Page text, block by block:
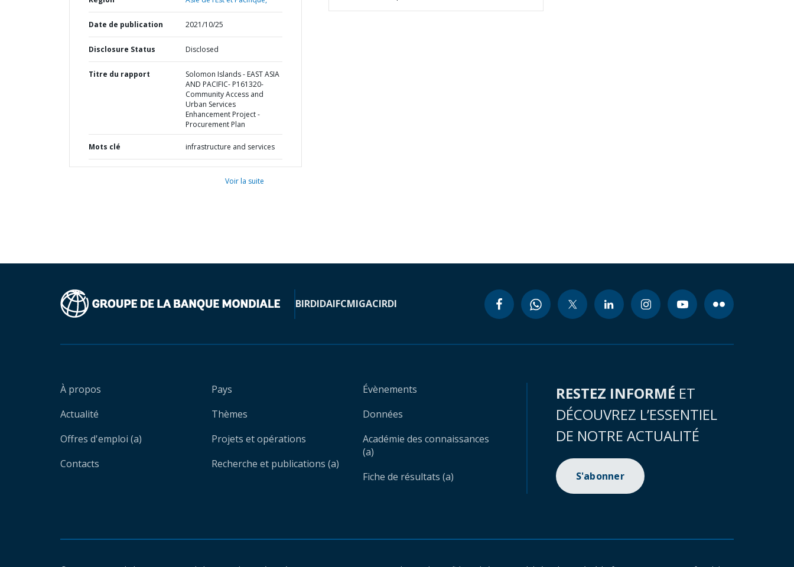
Date de publication 2021/10/25
Disclosure Status Disclosed
Titre du rapport
Solomon Islands - EAST ASIA
AND PACIFIC- P161320-
Community Access and
Urban Services
Enhancement Project -
Procurement Plan
Mots clé infrastructure and services
Voir la suite
BIRDIDAIFCMIGACIRDI
À propos
Actualité
Offres d'emploi (a)
Contacts
Pays
Thèmes
Projets et opérations
Recherche et publications (a)
Évènements
Données
Académie des connaissances
(a)
Fiche de résultats (a)
RESTEZ INFORMÉ ET
DÉCOUVREZ L’ESSENTIEL
DE NOTRE ACTUALITÉ
S'abonner